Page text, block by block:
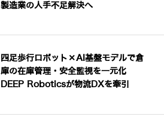
製造業の人手不足解決へ
四足歩行ロボット×AI基盤モデルで倉
庫の在庫管理・安全監視を一元化
DEEP Roboticsが物流DXを牽引